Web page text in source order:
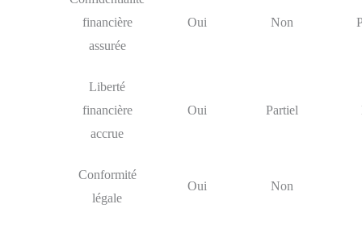
financière
assurée
Oui Non
Liberté
financière
accrue
Oui Partiel
Conformité
légale
Oui Non